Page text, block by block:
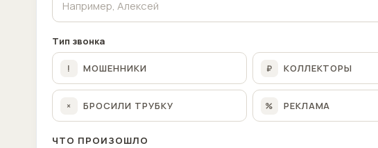
Тип звонка
! МОШЕННИКИ ₽ КОЛЛЕКТОРЫ
× БРОСИЛИ ТРУБКУ % РЕКЛАМА
ЧТО ПРОИЗОШЛО